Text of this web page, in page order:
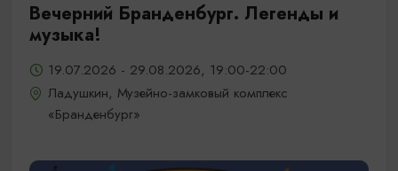
Вечерний Бранденбург. Легенды и
музыка!
19.07.2026 - 29.08.2026, 19:00-22:00
Ладушкин, Музейно-замковый комплекс
«Бранденбург»